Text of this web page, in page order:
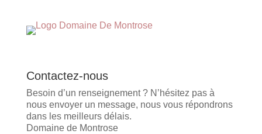
Contactez-nous
Besoin d’un renseignement ? N’hésitez pas à
nous envoyer un message, nous vous répondrons
dans les meilleurs délais.
Domaine de Montrose